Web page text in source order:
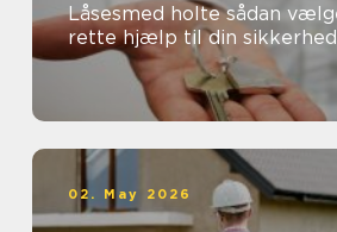
Låsesmed holte sådan vælger du den
rette hjælp til din sikkerhed
02. May 2026